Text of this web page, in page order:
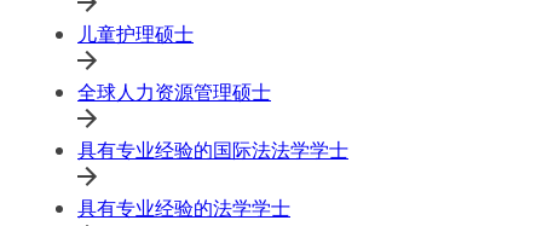
儿童护理硕士
全球人力资源管理硕士
具有专业经验的国际法法学学士
具有专业经验的法学学士